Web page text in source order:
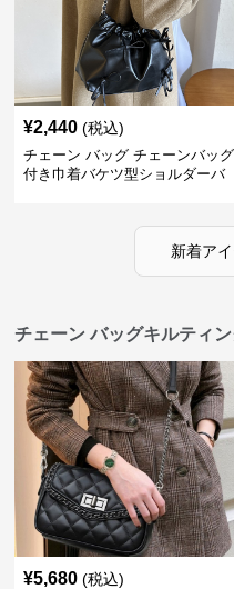
¥2,440 (税込)
チェーン バッグ チェーンバッグ
付き巾着バケツ型ショルダーバ
新着ア
チェーン バッグキルティ
¥5,680 (税込)